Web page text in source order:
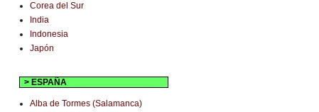
Corea del Sur
India
Indonesia
Japón
> ESPAÑA
Alba de Tormes (Salamanca)